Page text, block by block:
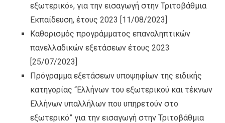
εξωτερικό», για την εισαγωγή στην Τριτοβάθμια
Εκπαίδευση, έτους 2023 [11/08/2023]
Καθορισμός προγράμματος επαναληπτικών
πανελλαδικών εξετάσεων έτους 2023
[25/07/2023]
Πρόγραμμα εξετάσεων υποψηφίων της ειδικής
κατηγορίας “Ελλήνων του εξωτερικού και τέκνων
Ελλήνων υπαλλήλων που υπηρετούν στο
εξωτερικό” για την εισαγωγή στην Τριτοβάθμια